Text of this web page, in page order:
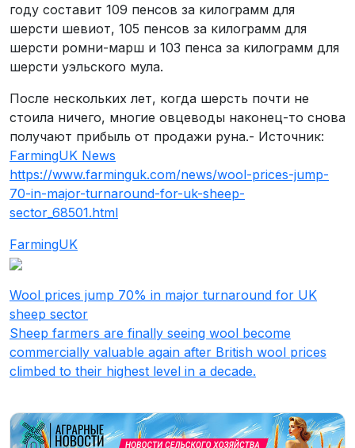
году составит 109 пенсов за килограмм для
шерсти шевиот, 105 пенсов за килограмм для
шерсти ромни-марш и 103 пенса за килограмм для
шерсти уэльского мула.
После нескольких лет, когда шерсть почти не
стоила ничего, многие овцеводы наконец-то снова
получают прибыль от продажи руна.- Источник:
FarmingUK News
https://www.farminguk.com/news/wool-prices-jump-
70-in-major-turnaround-for-uk-sheep-
sector_68501.html
FarmingUK
Wool prices jump 70% in major turnaround for UK
sheep sector
Sheep farmers are finally seeing wool become
commercially valuable again after British wool prices
climbed to their highest level in a decade.